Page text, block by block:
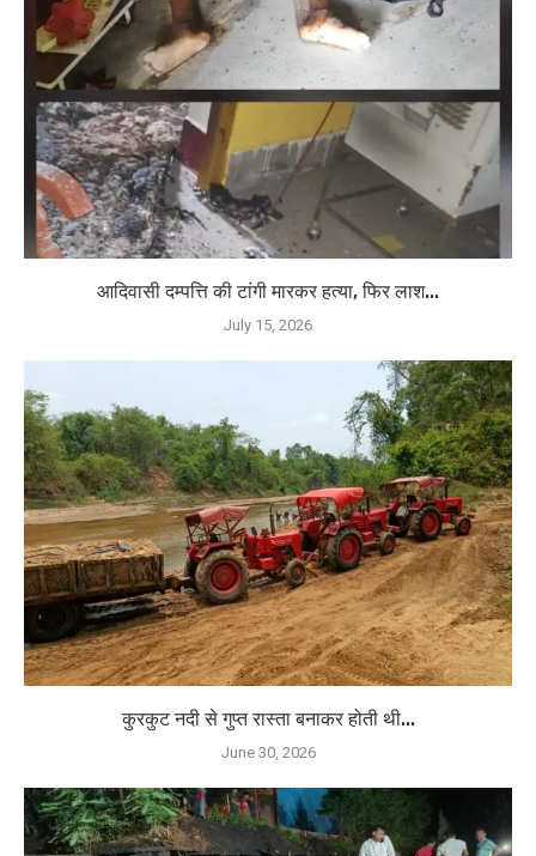
आदिवासी दम्पत्ति की टांगी मारकर हत्या, फिर लाश...
July 15, 2026
कुरकुट नदी से गुप्त रास्ता बनाकर होती थी...
June 30, 2026